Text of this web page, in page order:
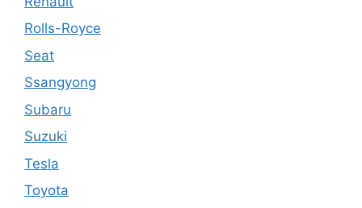
Rolls-Royce
Seat
Ssangyong
Subaru
Suzuki
Tesla
Toyota